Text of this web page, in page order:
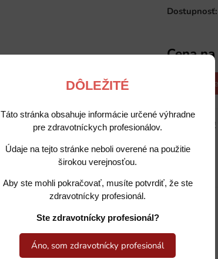
DÔLEŽITÉ
Táto stránka obsahuje informácie určené výhradne
pre zdravotníckych profesionálov.
Údaje na tejto stránke neboli overené na použitie
širokou verejnosťou.
Aby ste mohli pokračovať, musíte potvrdiť, že ste
zdravotnícky profesionál.
Ste zdravotnícky profesionál?
Áno, som zdravotnícky profesionál
Dostupnosť:
Cena